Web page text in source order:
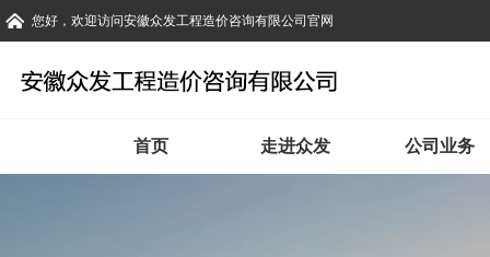
您好，欢迎访问安徽众发工程造价咨询有限公司官网
首页 走进众发 公司业务